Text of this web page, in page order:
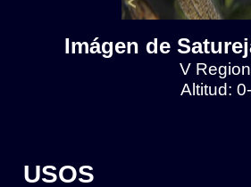
Imágen de
V
Altitud:
USOS